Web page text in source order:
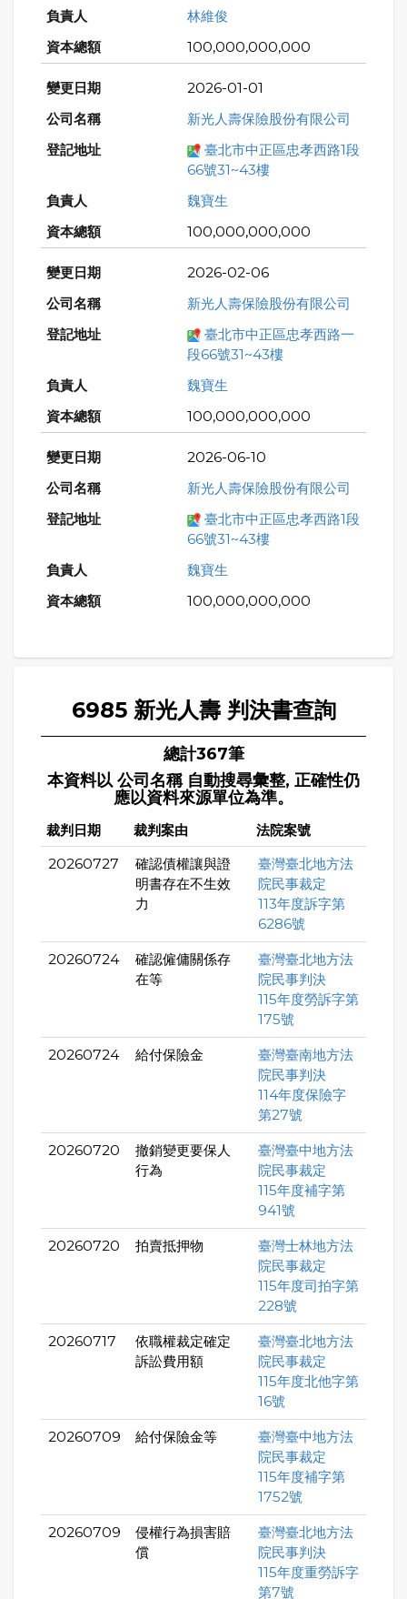
林維俊
100,000,000,000
2026-01-01
新光人壽保險股份有限公司
臺北市中正區忠孝西路1段
66號31~43樓
魏寶生
100,000,000,000
2026-02-06
新光人壽保險股份有限公司
臺北市中正區忠孝西路一
段66號31~43樓
魏寶生
100,000,000,000
2026-06-10
新光人壽保險股份有限公司
臺北市中正區忠孝西路1段
66號31~43樓
魏寶生
100,000,000,000
6985 新光人壽 判決書查詢
總計367筆
本資料以 公司名稱 自動搜尋彙整, 正確性仍
應以資料來源單位為準。
裁判日期 裁判案由 法院案號
20260727
確認債權讓與證
明書存在不生效
力
臺灣臺北地方法
院民事裁定
113年度訴字第
6286號
20260724
確認僱傭關係存
在等
臺灣臺北地方法
院民事判決
115年度勞訴字第
175號
20260724 給付保險金
臺灣臺南地方法
院民事判決
114年度保險字
第27號
20260720
撤銷變更要保人
行為
臺灣臺中地方法
院民事裁定
115年度補字第
941號
20260720 拍賣抵押物
臺灣士林地方法
院民事裁定
115年度司拍字第
228號
20260717
依職權裁定確定
訴訟費用額
臺灣臺北地方法
院民事裁定
115年度北他字第
16號
20260709 給付保險金等
臺灣臺中地方法
院民事裁定
115年度補字第
1752號
20260709
侵權行為損害賠
償
臺灣臺北地方法
院民事判決
115年度重勞訴字
第7號